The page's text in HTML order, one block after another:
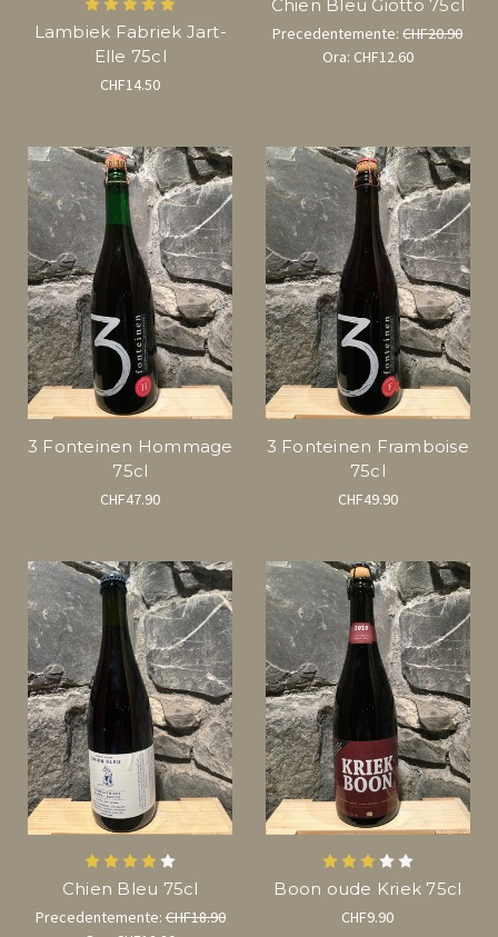
Lambiek Fabriek Jart-
Elle 75cl
CHF14.50
Chien Bleu Giotto 75cl
Precedentemente:CHF20.90
Ora: CHF12.60
3 Fonteinen Hommage
75cl
CHF47.90
3 Fonteinen Framboise
75cl
CHF49.90
Chien Bleu 75cl
Precedentemente:CHF18.90
Boon oude Kriek 75cl
CHF9.90